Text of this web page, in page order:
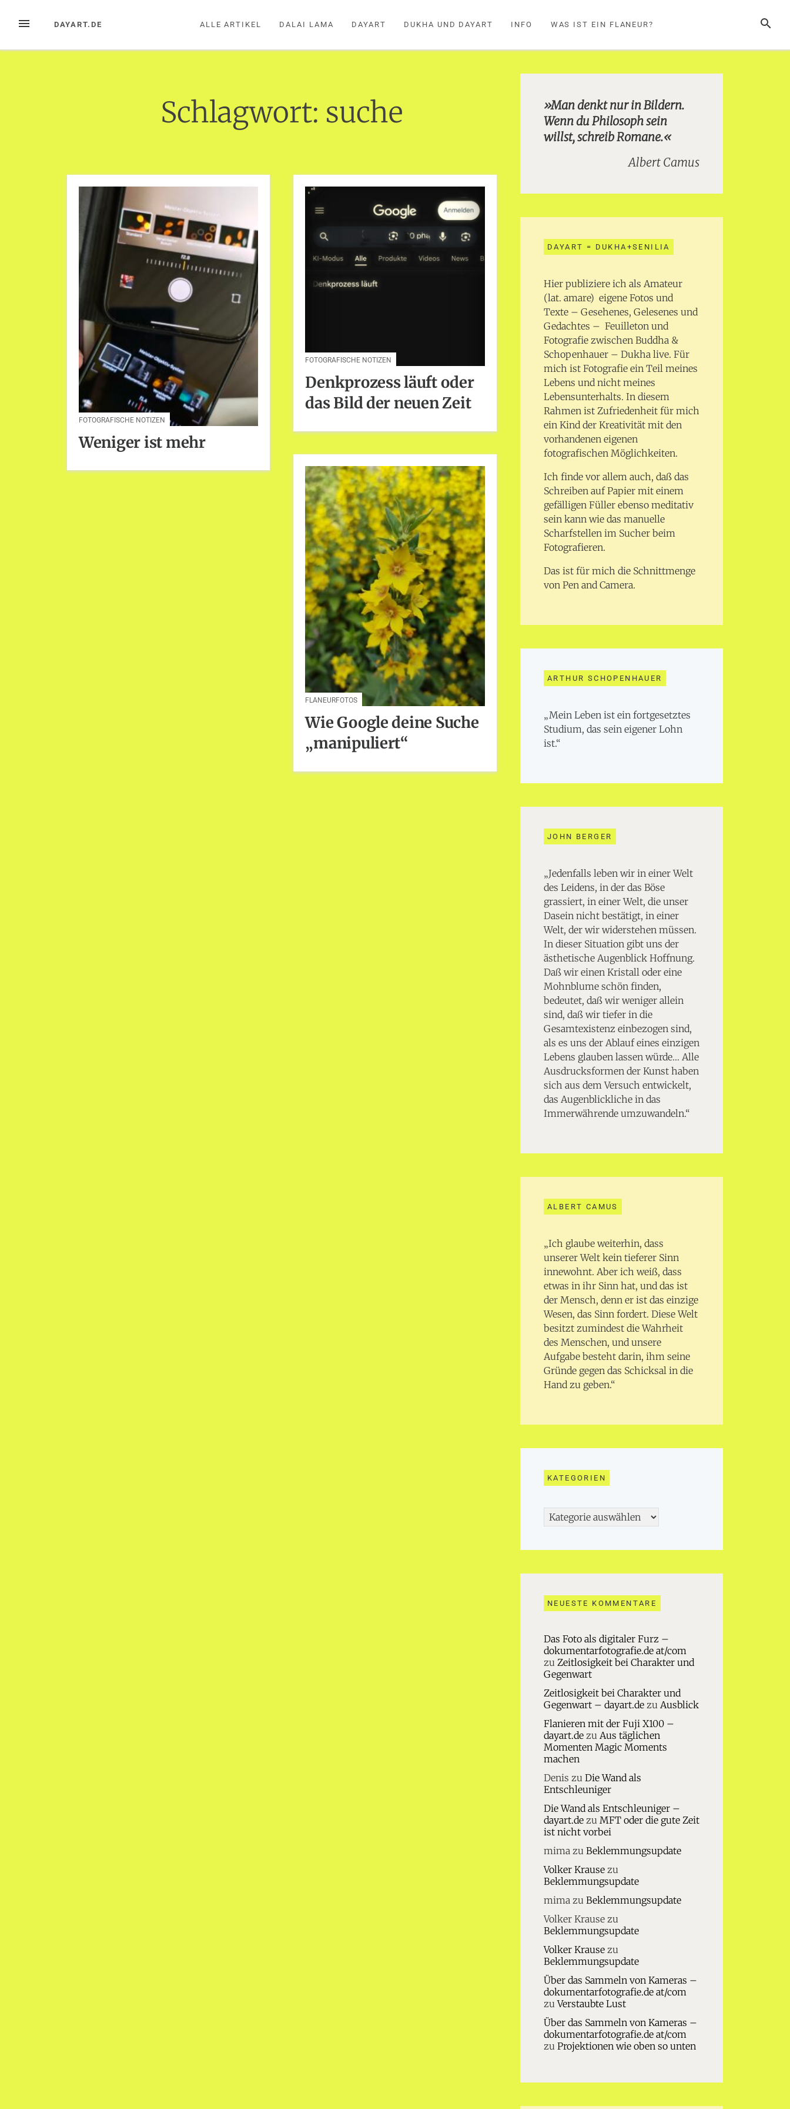
InhaltMENÜ SUCHE
DAYART.DE ALLE ARTIKEL DALAI LAMA DAYART DUKHA UND DAYART INFO WAS IST EIN FLANEUR?
Schlagwort: suche
FOTOGRAFISCHE NOTIZEN
Weniger ist mehr
FOTOGRAFISCHE NOTIZEN
Denkprozess läuft oder
das Bild der neuen Zeit
FLANEURFOTOS
Wie Google deine Suche
„manipuliert“
»Man denkt nur in Bildern.
Wenn du Philosoph sein
willst, schreib Romane.«
Albert Camus
DAYART = DUKHA+SENILIA
Hier publiziere ich als Amateur
(lat. amare) eigene Fotos und
Texte – Gesehenes, Gelesenes und
Gedachtes – Feuilleton und
Fotografie zwischen Buddha &
Schopenhauer – Dukha live. Für
mich ist Fotografie ein Teil meines
Lebens und nicht meines
Lebensunterhalts. In diesem
Rahmen ist Zufriedenheit für mich
ein Kind der Kreativität mit den
vorhandenen eigenen
fotografischen Möglichkeiten.
Ich finde vor allem auch, daß das
Schreiben auf Papier mit einem
gefälligen Füller ebenso meditativ
sein kann wie das manuelle
Scharfstellen im Sucher beim
Fotografieren.
Das ist für mich die Schnittmenge
von Pen and Camera.
ARTHUR SCHOPENHAUER
„Mein Leben ist ein fortgesetztes
Studium, das sein eigener Lohn
ist.“
JOHN BERGER
„Jedenfalls leben wir in einer Welt
des Leidens, in der das Böse
grassiert, in einer Welt, die unser
Dasein nicht bestätigt, in einer
Welt, der wir widerstehen müssen.
In dieser Situation gibt uns der
ästhetische Augenblick Hoffnung.
Daß wir einen Kristall oder eine
Mohnblume schön finden,
bedeutet, daß wir weniger allein
sind, daß wir tiefer in die
Gesamtexistenz einbezogen sind,
als es uns der Ablauf eines einzigen
Lebens glauben lassen würde… Alle
Ausdrucksformen der Kunst haben
sich aus dem Versuch entwickelt,
das Augenblickliche in das
Immerwährende umzuwandeln.“
ALBERT CAMUS
„Ich glaube weiterhin, dass
unserer Welt kein tieferer Sinn
innewohnt. Aber ich weiß, dass
etwas in ihr Sinn hat, und das ist
der Mensch, denn er ist das einzige
Wesen, das Sinn fordert. Diese Welt
besitzt zumindest die Wahrheit
des Menschen, und unsere
Aufgabe besteht darin, ihm seine
Gründe gegen das Schicksal in die
Hand zu geben.“
KATEGORIEN
Kategorien
NEUESTE KOMMENTARE
Das Foto als digitaler Furz –
dokumentarfotografie.de at/com
zu Zeitlosigkeit bei Charakter und
Gegenwart
Zeitlosigkeit bei Charakter und
Gegenwart – dayart.dezu Ausblick
Flanieren mit der Fuji X100 –
dayart.dezu Aus täglichen
Momenten Magic Moments
machen
Denis zu Die Wand als
Entschleuniger
Die Wand als Entschleuniger –
dayart.dezu MFT oder die gute Zeit
ist nicht vorbei
mimazu Beklemmungsupdate
Volker Krausezu
Beklemmungsupdate
mimazu Beklemmungsupdate
Volker Krausezu
Beklemmungsupdate
Volker Krausezu
Beklemmungsupdate
Über das Sammeln von Kameras –
dokumentarfotografie.de at/com
zuVerstaubte Lust
Über das Sammeln von Kameras –
dokumentarfotografie.de at/com
zu Projektionen wie oben so unten